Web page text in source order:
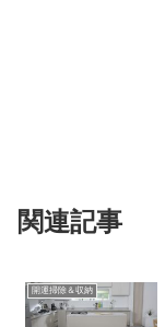
関連記事
開運掃除＆収納